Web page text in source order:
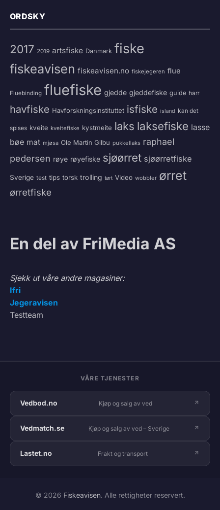
ORDSKY
2017 2019 artsfiske Danmark fiske
fiskeavisen fiskeavisen.no fiskejegeren flue
Fluebinding fluefiske gjedde gjeddefiske guide harr
havfiske Havforskningsinstituttet isfiske island kan det
spises kveite kveitefiske kystmeite laks laksefiske lasse
bøe mat mjøsa Ole Martin Gilbu pukkellaks raphael
pedersen røye røyefiske sjøørret sjøørretfiske
Sverige test tips torsk trolling tørt Video wobbler ørret
ørretfiske
En del av FriMedia AS
Sjekk ut våre andre magasiner:
Ifri
Jegeravisen
Testteam
VÅRE TJENESTER
Vedbod.no Kjøp og salg av ved
Vedmatch.se Kjøp og salg av ved – Sverige
Lastet.no Frakt og transport
© 2026 Fiskeavisen. Alle rettigheter reservert.